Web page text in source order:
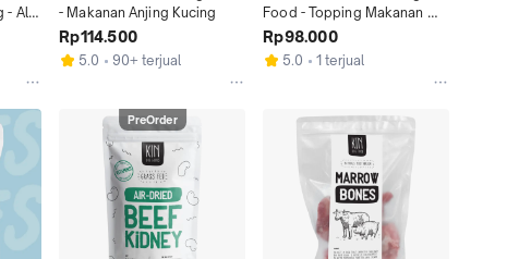
- All
- Makanan Anjing Kucing
Rp114.500
5.0 90+ terjual
Food - Topping Makanan
Anjing Kucing
Rp98.000
5.0 1 terjual
PreOrder